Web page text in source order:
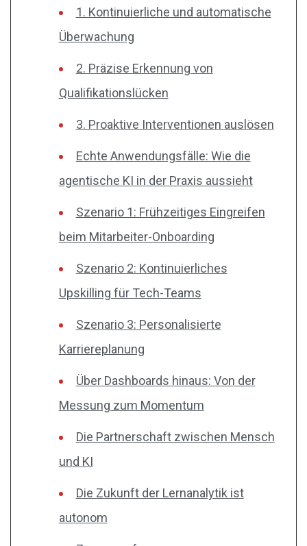
1. Kontinuierliche und automatische
Überwachung
2. Präzise Erkennung von
Qualifikationslücken
3. Proaktive Interventionen auslösen
Echte Anwendungsfälle: Wie die
agentische KI in der Praxis aussieht
Szenario 1: Frühzeitiges Eingreifen
beim Mitarbeiter-Onboarding
Szenario 2: Kontinuierliches
Upskilling für Tech-Teams
Szenario 3: Personalisierte
Karriereplanung
Über Dashboards hinaus: Von der
Messung zum Momentum
Die Partnerschaft zwischen Mensch
und KI
Die Zukunft der Lernanalytik ist
autonom